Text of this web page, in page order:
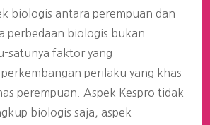
biologis antara perempuan dan
perbedaan biologis bukan
satunya faktor yang
perilaku yang khas
perempuan. Aspek Kespro tidak
biologis saja, aspek